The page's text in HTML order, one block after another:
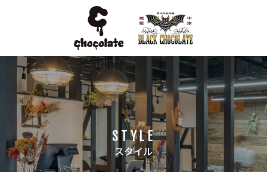
STYLE
スタイル